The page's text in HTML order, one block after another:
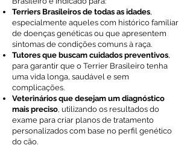
Terriers Brasileiros de todas as idades,
especialmente aqueles com histórico familiar
de doenças genéticas ou que apresentem
sintomas de condições comuns à raça.
Tutores que buscam cuidados preventivos,
para garantir que o Terrier Brasileiro tenha
uma vida longa, saudável e sem
complicações.
Veterinários que desejam um diagnóstico
mais preciso, utilizando os resultados do
exame para criar planos de tratamento
personalizados com base no perfil genético
do cão.